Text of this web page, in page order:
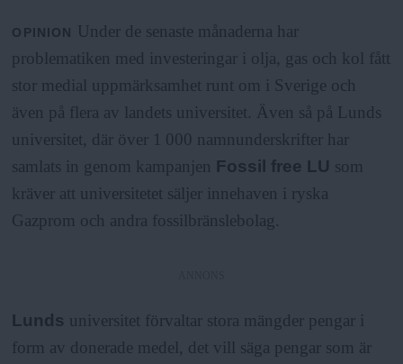
OPINION
Under de senaste månaderna har
problematiken med investeringar i olja, gas och kol fått
stor medial uppmärksamhet runt om i Sverige och
även på flera av landets universitet. Även så på Lunds
universitet, där över 1 000 namnunderskrifter har
samlats in genom kampanjen Fossil free LU som
kräver att universitetet säljer innehaven i ryska
Gazprom och andra fossilbränslebolag.
Lunds universitet förvaltar stora mängder pengar i
form av donerade medel, det vill säga pengar som är